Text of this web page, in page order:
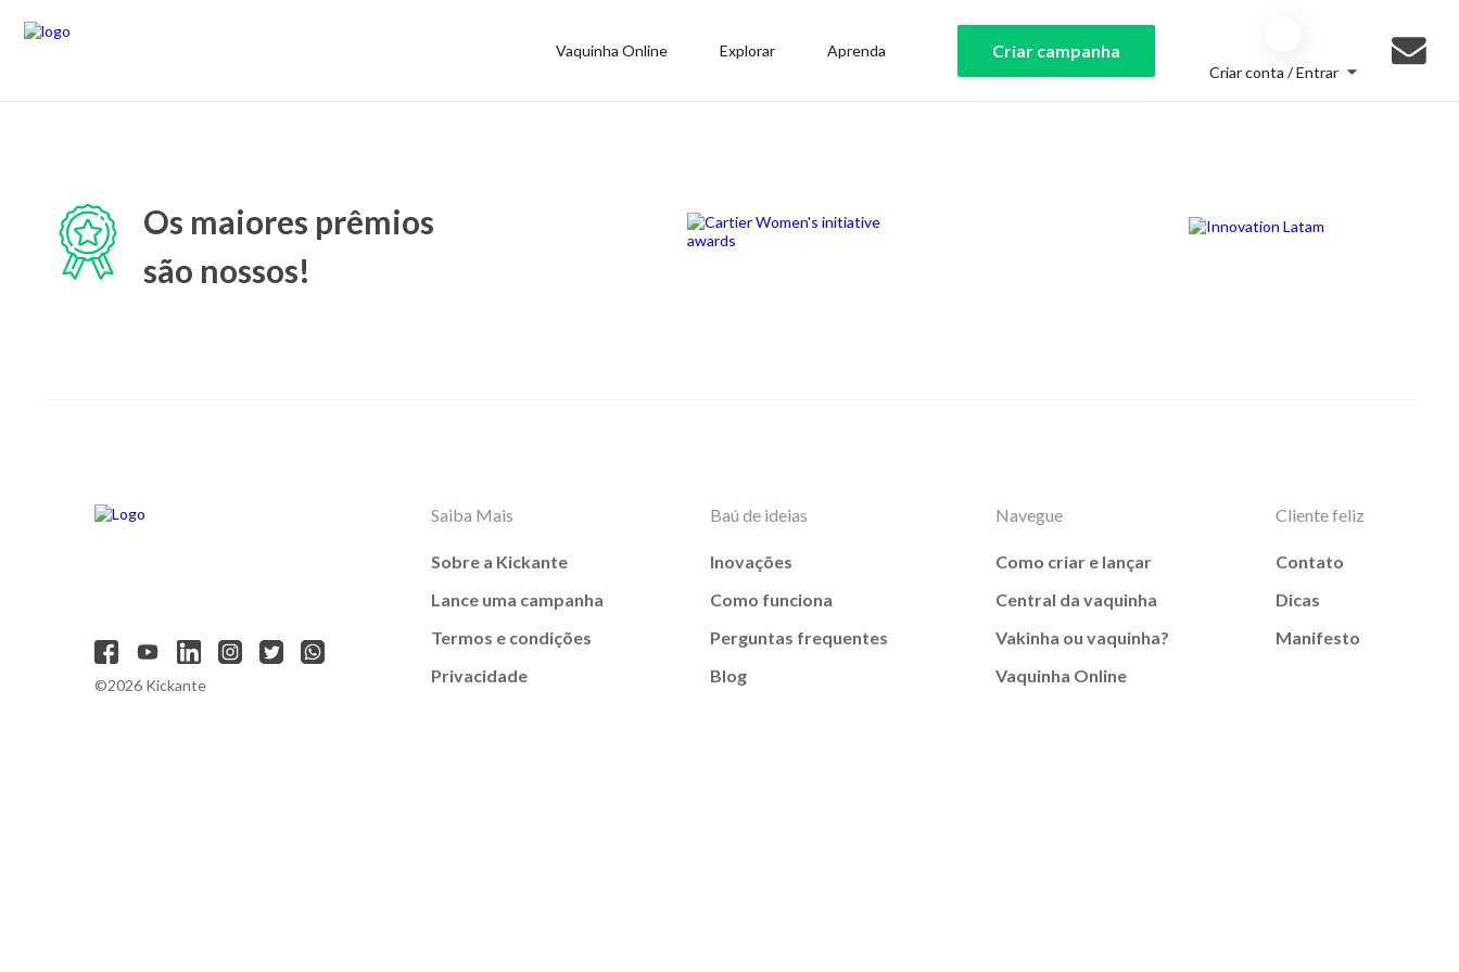
Vaquinha Online Explorar Aprenda Criar campanha
Criar conta / Entrar
Os maiores prêmios
são nossos!
©2026 Kickante
Saiba Mais
Sobre a Kickante
Lance uma campanha
Termos e condições
Privacidade
Baú de ideias
Inovações
Como funciona
Perguntas frequentes
Blog
Navegue
Como criar e lançar
Central da vaquinha
Vakinha ou vaquinha?
Vaquinha Online
Cliente feliz
Contato
Dicas
Manifesto